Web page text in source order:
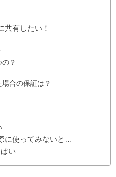
共有したい！
？
合の保証は？
に使ってみないと…
い